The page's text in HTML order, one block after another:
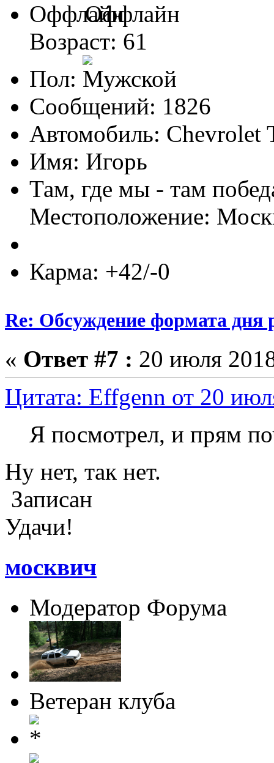
Оффлайн
Возраст: 61
Пол:
Сообщений: 1826
Автомобиль:
Имя: Игорь
Там, где мы - там
Местоположение:
Карма: +42/-0
Re: Обсуждение формата дня
« Ответ #7 : 20 июля
Цитата: Effgenn от 20
Я посмотрел, и прям
Ну нет, так нет.
Записан
Удачи!
москвич
Модератор Форума
Ветеран клуба